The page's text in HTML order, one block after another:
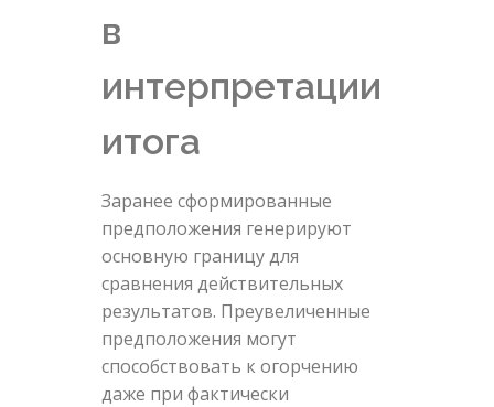
в
интерпретации
итога
Заранее сформированные
предположения генерируют
основную границу для
сравнения действительных
результатов. Преувеличенные
предположения могут
способствовать к огорчению
даже при фактически